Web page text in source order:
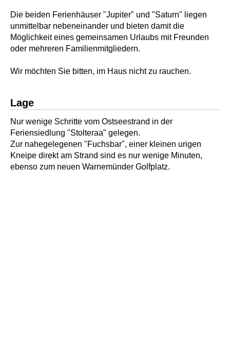
Die beiden Ferienhäuser "Jupiter" und "Saturn" liegen
unmittelbar nebeneinander und bieten damit die
Möglichkeit eines gemeinsamen Urlaubs mit Freunden
oder mehreren Familienmitgliedern.
Wir möchten Sie bitten, im Haus nicht zu rauchen.
Lage
Nur wenige Schritte vom Ostseestrand in der
Feriensiedlung "Stolteraa" gelegen.
Zur nahegelegenen "Fuchsbar", einer kleinen urigen
Kneipe direkt am Strand sind es nur wenige Minuten,
ebenso zum neuen Warnemünder Golfplatz.